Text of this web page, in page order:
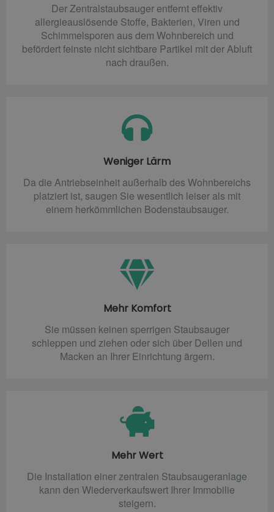
Der Zentralstaubsauger entfernt effektiv
allergieauslösende Stoffe, Bakterien, Viren und
Schimmelsporen aus dem Wohnbereich und
befördert feinste nicht sichtbare Partikel mit der Abluft
nach draußen.
Weniger Lärm
Da die Antriebseinheit außerhalb des Wohnbereichs
platziert ist, saugen Sie wesentlich leiser als mit
einem herkömmlichen Bodenstaubsauger.
Mehr Komfort
Sie müssen keinen sperrigen Staubsauger
schleppen und ziehen oder sich über Dellen und
Macken an Ihrer Einrichtung ärgern.
Mehr Wert
Die Installation einer zentralen Staubsaugeranlage
kann den Wiederverkaufswert Ihrer Immobilie
steigern.